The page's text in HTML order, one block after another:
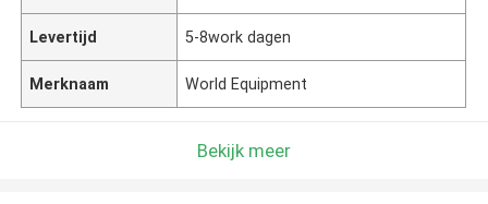
Levertijd 5-8work dagen
Merknaam World Equipment
Bekijk meer